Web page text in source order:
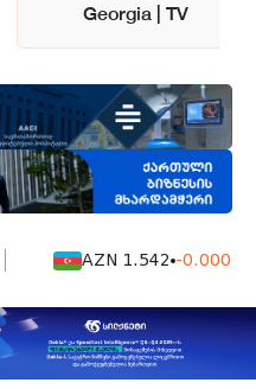
Georgia | TV
AZN 1.542 -0.0006